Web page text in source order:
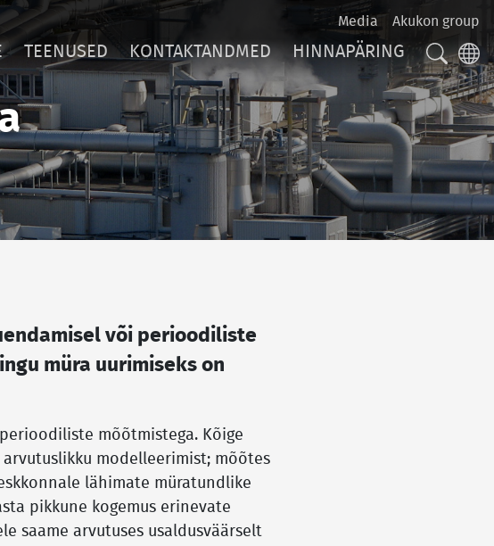
TEENUSED KONTAKTANDMED
HINNAPÄRING
Media Akukon group
või perioodiliste
müra uurimiseks on
mõõtmistega. Kõige
modelleerimist; mõõtes
lähimate müratundlike
pikkune kogemus erinevate
saame arvutuses usaldusväärselt